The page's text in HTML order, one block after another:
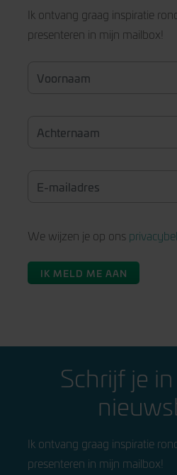
Ik ontvang graag inspiratie
presenteren in mijn mailbox!
We wijzen je op ons
IK MELD ME AAN
Schrijf je
Ik ontvang graag inspiratie
presenteren in mijn mailbox!